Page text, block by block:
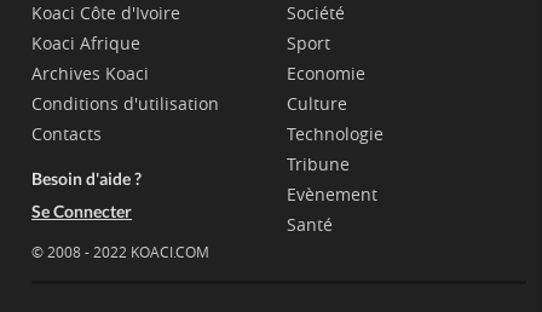
Koaci Côte d'Ivoire
Koaci Afrique
Archives Koaci
Conditions d'utilisation
Contacts
Besoin d'aide ?
Se Connecter
© 2008 - 2022 KOACI.COM
Société
Sport
Economie
Culture
Technologie
Tribune
Evènement
Santé